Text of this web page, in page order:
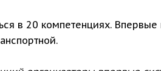
в 20 компетенциях.